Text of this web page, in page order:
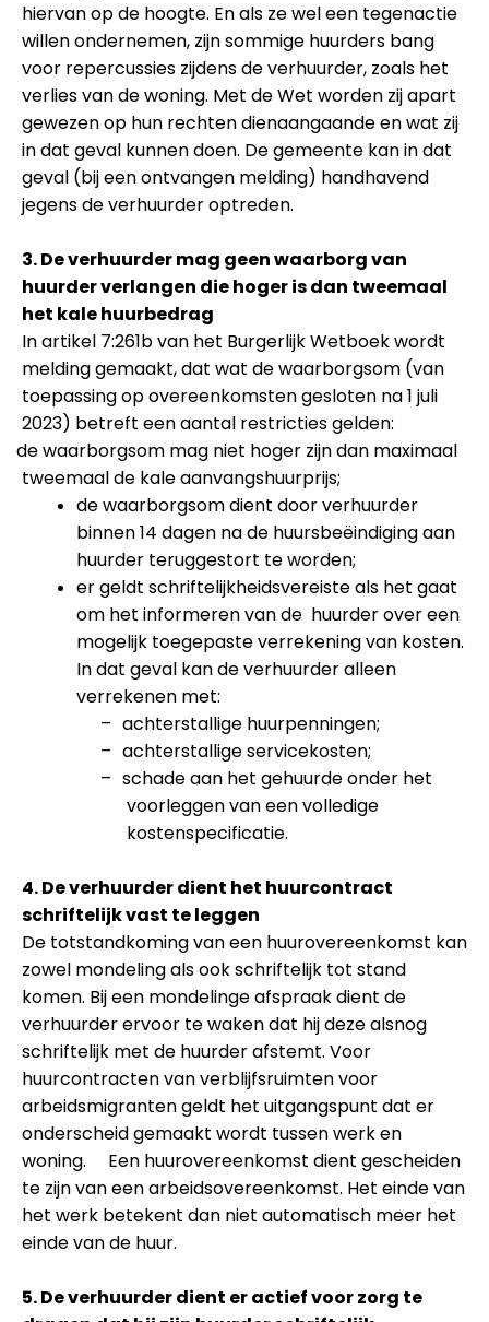
hiervan op de hoogte. En als ze wel een tegenactie
willen ondernemen, zijn sommige huurders bang
voor repercussies zijdens de verhuurder, zoals het
verlies van de woning. Met de Wet worden zij apart
gewezen op hun rechten dienaangaande en wat zij
in dat geval kunnen doen. De gemeente kan in dat
geval (bij een ontvangen melding) handhavend
jegens de verhuurder optreden.
3. De verhuurder mag geen waarborg van
huurder verlangen die hoger is dan tweemaal
het kale huurbedrag
In artikel 7:261b van het Burgerlijk Wetboek wordt
melding gemaakt, dat wat de waarborgsom (van
toepassing op overeenkomsten gesloten na 1 juli
2023) betreft een aantal restricties gelden:
de waarborgsom mag niet hoger zijn dan maximaal
tweemaal de kale aanvangshuurprijs;
de waarborgsom dient door verhuurder
binnen 14 dagen na de huursbeëindiging aan
huurder teruggestort te worden;
er geldt schriftelijkheidsvereiste als het gaat
om het informeren van de huurder over een
mogelijk toegepaste verrekening van kosten.
In dat geval kan de verhuurder alleen
verrekenen met:
– achterstallige huurpenningen;
– achterstallige servicekosten;
– schade aan het gehuurde onder het
voorleggen van een volledige
kostenspecificatie.
4. De verhuurder dient het huurcontract
schriftelijk vast te leggen
De totstandkoming van een huurovereenkomst kan
zowel mondeling als ook schriftelijk tot stand
komen. Bij een mondelinge afspraak dient de
verhuurder ervoor te waken dat hij deze alsnog
schriftelijk met de huurder afstemt. Voor
huurcontracten van verblijfsruimten voor
arbeidsmigranten geldt het uitgangspunt dat er
onderscheid gemaakt wordt tussen werk en
woning. Een huurovereenkomst dient gescheiden
te zijn van een arbeidsovereenkomst. Het einde van
het werk betekent dan niet automatisch meer het
einde van de huur.
5. De verhuurder dient er actief voor zorg te